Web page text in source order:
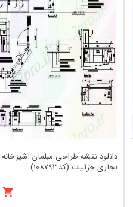
دانلود نقشه طراحی مبلمان
نجاری جزئیات (کد108793)